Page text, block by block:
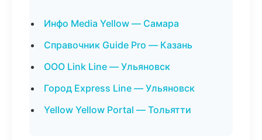
Инфо Media Yellow — Самара
Справочник Guide Pro — Казань
ООО Link Line — Ульяновск
Город Express Line — Ульяновск
Yellow Yellow Portal — Тольятти